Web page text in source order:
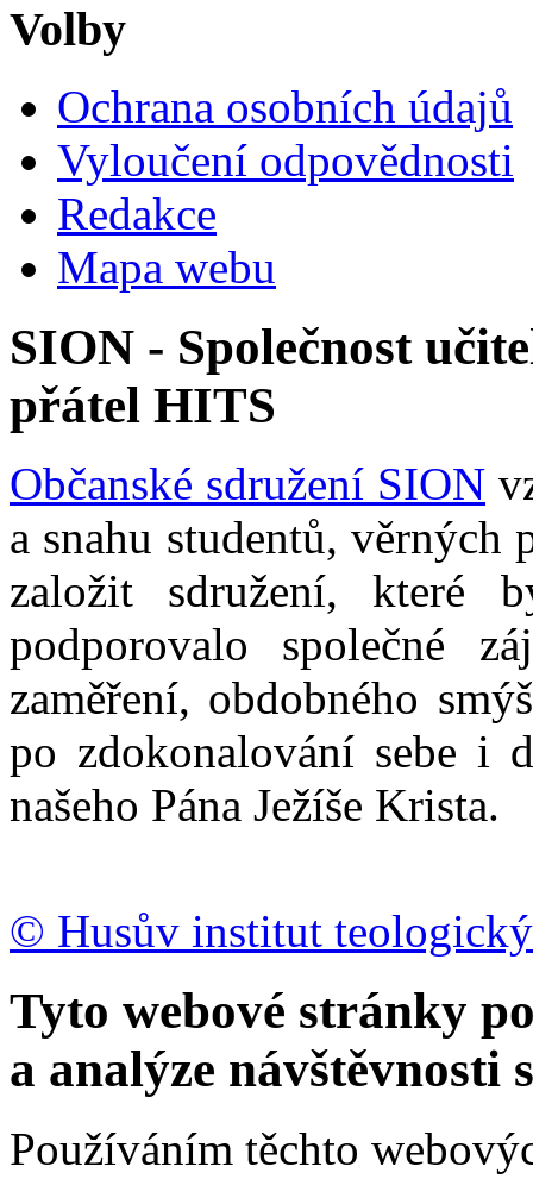
Volby
Ochrana osobních údajů
Vyloučení odpovědnosti
Redakce
Mapa webu
SION - Společnost
přátel HITS
Občanské sdružení SION
a snahu studentů, věrných
založit sdružení, které
podporovalo společné
zaměření, obdobného
po zdokonalování sebe i
našeho Pána Ježíše Krista.
© Husův institut
Tyto webové stránky
a analýze návštěvnosti
Používáním těchto